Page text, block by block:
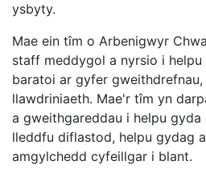
ysbyty.
Mae ein tîm o Arbenigwyr
staff meddygol a nyrsio i
baratoi ar gyfer gweithdrefnau,
llawdriniaeth. Mae'r tîm yn
a gweithgareddau i helpu
lleddfu diflastod, helpu gydag
amgylchedd cyfeillgar i blant.